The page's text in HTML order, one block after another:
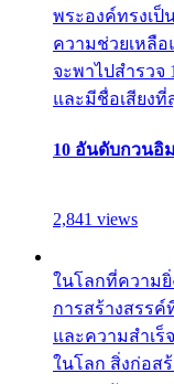
พระองค์ทรงเ
ความช่วยเหลือ
จะพาไปสำรว
และมีชื่อเสียง
10 อันดับกวนอิ
2,841 views
ในโลกที่ความ
การสร้างสรร
และความสำเ
ในโลก สิ่งก่อส